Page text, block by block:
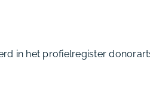
in het profielregister